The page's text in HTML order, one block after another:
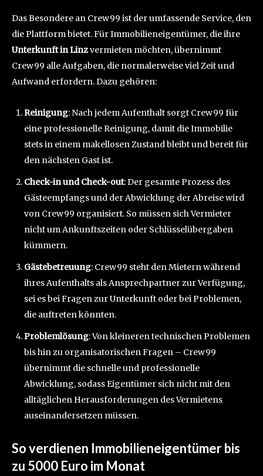
Das Besondere an Crew99 ist der umfassende Service, den
die Plattform bietet. Für Immobilieneigentümer, die ihre
Unterkunft in Linzvermieten möchten, übernimmt
Crew99 alle Aufgaben, die normalerweise viel Zeit und
Aufwand erfordern. Dazu gehören:
Reinigung: Nach jedem Aufenthalt sorgt Crew99 für
eine professionelle Reinigung, damit die Immobilie
stets in einem makellosen Zustand bleibt und bereit für
den nächsten Gast ist.
Check-in und Check-out: Der gesamte Prozess des
Gästeempfangs und der Abwicklung der Abreise wird
von Crew99 organisiert. So müssen sich Vermieter
nicht um Ankunftszeiten oder Schlüsselübergaben
kümmern.
Gästebetreuung: Crew99 steht den Mietern während
ihres Aufenthalts als Ansprechpartner zur Verfügung,
sei es bei Fragen zur Unterkunft oder bei Problemen,
die auftreten könnten.
Problemlösung: Von kleineren technischen Problemen
bis hin zu organisatorischen Fragen – Crew99
übernimmt die schnelle und professionelle
Abwicklung, sodass Eigentümer sich nicht mit den
alltäglichen Herausforderungen des Vermietens
auseinandersetzen müssen.
So verdienen Immobilieneigentümer bis
zu 5000 Euro im Monat